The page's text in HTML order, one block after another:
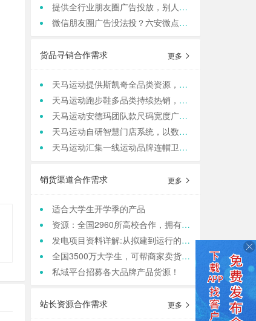
提供全行业朋友圈广告投放，别人不接的我们接！高效出图、专业运营！
微信朋友圈广告没法投？六安微点全行业可跑，任何行业，当天出图，包过审！
货品寻销合作需求 更多
天马运动提供斯凯奇全品类资源，寻求团购老板咨询合作
天马运动跑步鞋多品类持续热销，现货库存保障旺季补货
天马运动安德玛团队款尺码宽度广，满足团队统一着装采购需求
天马运动自研智慧门店系统，以数据驱动动销管理，帮实体商家轻量化运营
天马运动汇集一线运动品牌连帽卫衣，现货保障支持快速补货，寻求b端商家合作
销货渠道合作需求 更多
适合大学生开学季的产品
资源：全国2960所高校合作，拥有4000w大学生用户资源，8万+发底薪的校内学生团长，需求符合大学生日常消费的产品，可保RIO
发电项目资料详解:从拟建到运行的全方位俯瞰
全国3500万大学生，可帮商家卖货，保销售额，同时做品宣和私域搭建！
私域平台招募各大品牌产品货源！
站长资源合作需求 更多